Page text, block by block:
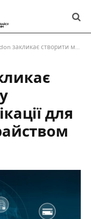
мережу цифрової верифікації для боротьби з шахрайством
для